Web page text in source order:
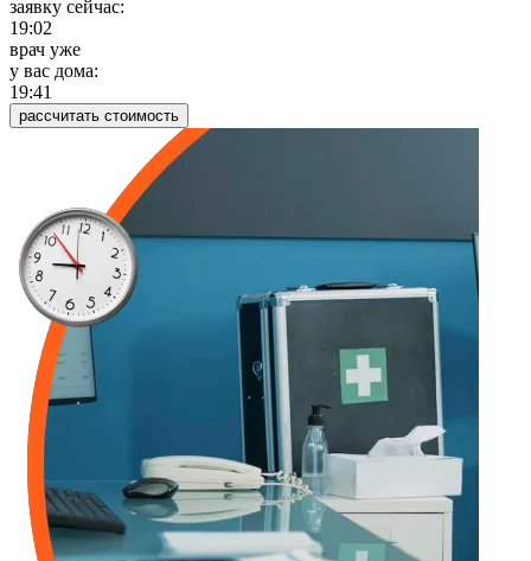
заявку сейчас:
19:02
врач уже
у вас дома:
19:41
рассчитать стоимость